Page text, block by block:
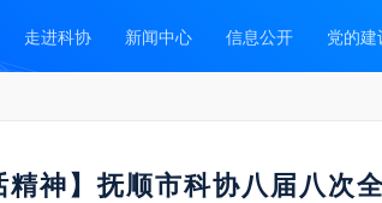
走进科协 新闻中心 信息公开 党的建
神】抚顺市科协八届八次